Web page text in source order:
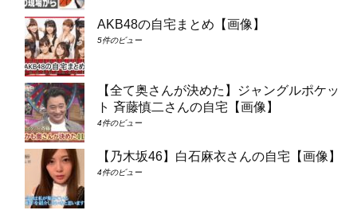
AKB48の自宅まとめ【画像】
5件のビュー
【全て奥さんが決めた】ジャングルポケッ
ト 斉藤慎二さんの自宅【画像】
4件のビュー
【乃木坂46】白石麻衣さんの自宅【画像】
4件のビュー